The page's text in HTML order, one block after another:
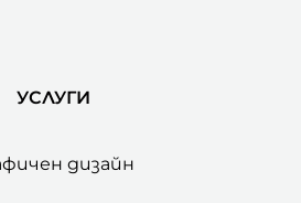
УСЛУГИ
дизайн